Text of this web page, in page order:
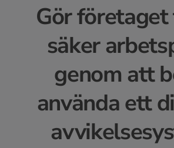
Gör
säker
genom att
använda ett